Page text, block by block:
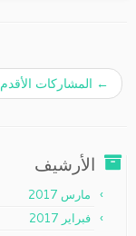
← المشاركات الأقدم
الأرشيف
مارس 2017
فبراير 2017